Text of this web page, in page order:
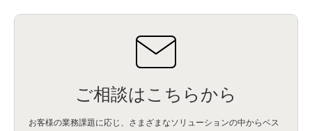
ご相談はこちらから
お客様の業務課題に応じ、さまざまなソリューションの中からベス